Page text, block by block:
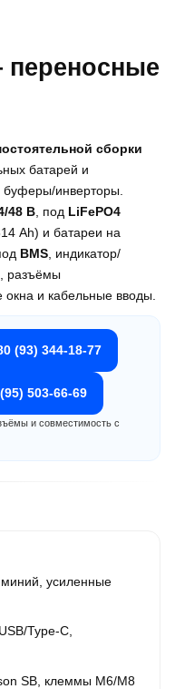
сборки
батарей и
инверторы.
48 В , под LiFePO4
Ah) и батареи на
BMS , индикатор/
, разъёмы
окна и кабельные вводы.
(93) 344-18-77
503-66-69
и совместимость с
усиленные
Type-C,
SB, клеммы M6/M8